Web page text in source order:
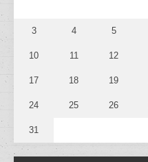
3 4 5
10 11 12
17 18 19
24 25 26
31